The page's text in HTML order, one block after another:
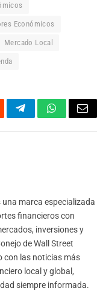
Económicos
Mercado Local
TelegramWhatsApp
Email
una marca especializada
financieros con
inversiones y
de Wall Street
con las noticias más
local y global,
siempre informada.